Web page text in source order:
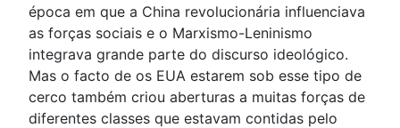
época em que a China revolucionária influenciava
as forças sociais e o Marxismo-Leninismo
integrava grande parte do discurso ideológico.
Mas o facto de os EUA estarem sob esse tipo de
cerco também criou aberturas a muitas forças de
diferentes classes que estavam contidas pelo